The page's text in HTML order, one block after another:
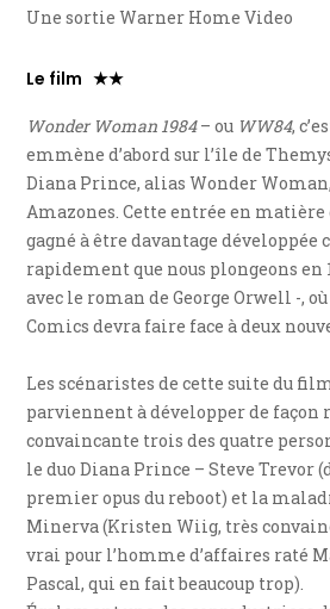
Une sortie Warner Home Video
Le film ★★
Wonder Woman 1984– ou WW84,
emmène d’abord sur l’île de
Diana Prince, alias Wonder
Amazones. Cette entrée en
gagné à être davantage développée
rapidement que nous plongeons en
avec le roman de George Orwell -,
Comics devra faire face à deux
Les scénaristes de cette suite du
parviennent à développer de
convaincante trois des quatre
le duo Diana Prince – Steve Trevor
premier opus du reboot) et la
Minerva (Kristen Wiig, très
vrai pour l’homme d’affaires raté
Pascal, qui en fait beaucoup trop).